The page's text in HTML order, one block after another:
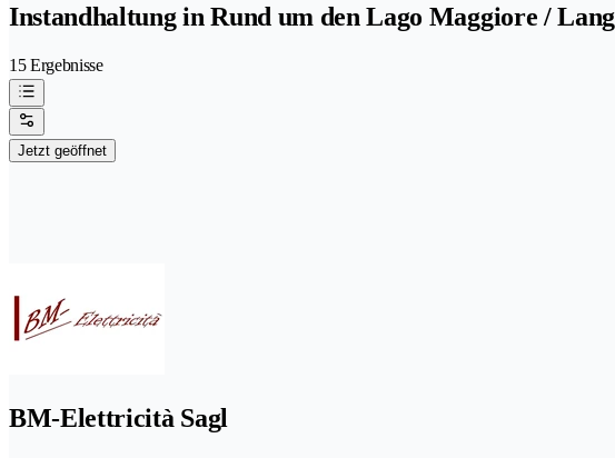
Instandhaltung in Rund um den Lago Maggiore /
15 Ergebnisse
Jetzt geöffnet
BM-Elettricità Sagl